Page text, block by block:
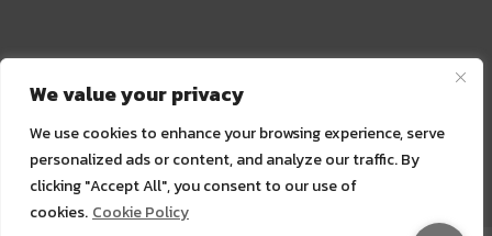
We value your privacy
We use cookies to enhance your browsing experience, serve
personalized ads or content, and analyze our traffic. By
clicking "Accept All", you consent to our use of
cookies. Cookie Policy